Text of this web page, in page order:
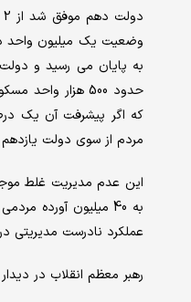
به پایان می رسید و
حدود 500 هزار
که اگر پیشرفت آن یک
مردم از سوی دولت
به 40 میلیون آورده
عملکرد نادرست مدیریتی
رهبر معظم انقلاب در دیدار سال 92 خود با هیات دولت